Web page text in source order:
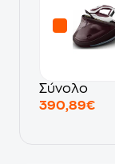
Σύνολο
390,89€